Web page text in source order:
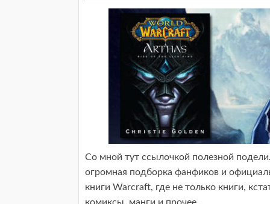
Со мной тут ссылочкой полезной
огромная подборка фанфиков и
книги Warcraft, где не только книги,